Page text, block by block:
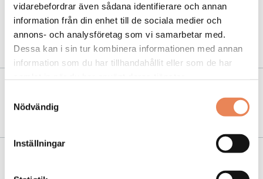
vidarebefordrar även sådana identifierare och annan
information från din enhet till de sociala medier och
annons- och analysföretag som vi samarbetar med.
Dessa kan i sin tur kombinera informationen med annan
information som du har tillhandahållit eller som de har
Nödvändig
Inställningar
NYHETER | 24 oktober 2022
Pontus in the air slår igen – men öppnar nya
koncept i Terminal 5
”Största utmaningen blir att begrava Excel”